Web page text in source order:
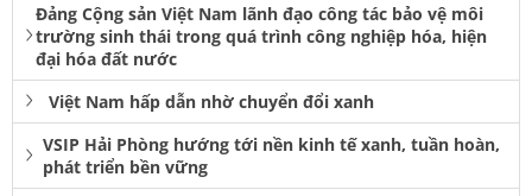
Đảng Cộng sản Việt Nam lãnh đạo công tác bảo vệ môi
trường sinh thái trong quá trình công nghiệp hóa, hiện
đại hóa đất nước
Việt Nam hấp dẫn nhờ chuyển đổi xanh
VSIP Hải Phòng hướng tới nền kinh tế xanh, tuần hoàn,
phát triển bền vững